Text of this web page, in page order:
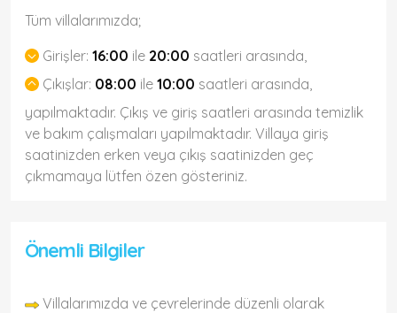
Tüm villalarımızda;
Girişler: 16:00 ile 20:00 saatleri arasında,
Çıkışlar: 08:00 ile 10:00 saatleri arasında,
yapılmaktadır. Çıkış ve giriş saatleri arasında temizlik
ve bakım çalışmaları yapılmaktadır. Villaya giriş
saatinizden erken veya çıkış saatinizden geç
çıkmamaya lütfen özen gösteriniz.
Önemli Bilgiler
Villalarımızda ve çevrelerinde düzenli olarak